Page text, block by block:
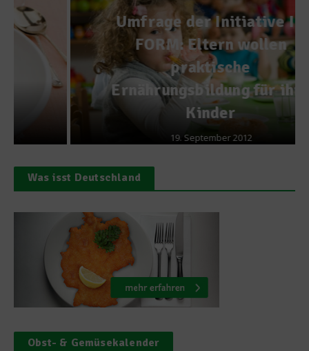
Umfrage der Initiative IN
FORM: Eltern wollen
praktische
Ernährungsbildung für ihre
Kinder
19. September 2012
Was isst Deutschland
Obst- & Gemüsekalender